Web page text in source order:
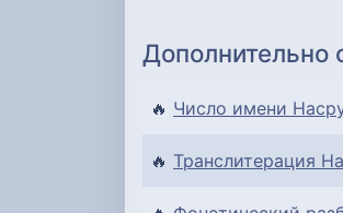
Дополнительно
🔥 Число имени
🔥 Транслитерация